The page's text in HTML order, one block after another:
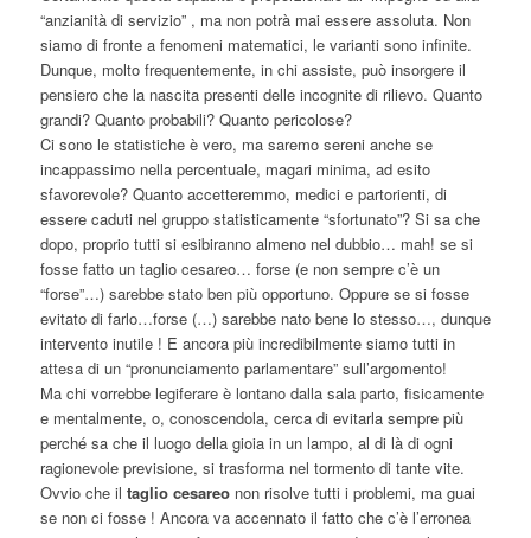
“anzianità di servizio” , ma non potrà mai essere assoluta. Non
siamo di fronte a fenomeni matematici, le varianti sono infinite.
Dunque, molto frequentemente, in chi assiste, può insorgere il
pensiero che la nascita presenti delle incognite di rilievo. Quanto
grandi? Quanto probabili? Quanto pericolose?
Ci sono le statistiche è vero, ma saremo sereni anche se
incappassimo nella percentuale, magari minima, ad esito
sfavorevole? Quanto accetteremmo, medici e partorienti, di
essere caduti nel gruppo statisticamente “sfortunato”? Si sa che
dopo, proprio tutti si esibiranno almeno nel dubbio… mah! se si
fosse fatto un taglio cesareo… forse (e non sempre c’è un
“forse”…) sarebbe stato ben più opportuno. Oppure se si fosse
evitato di farlo…forse (…) sarebbe nato bene lo stesso…, dunque
intervento inutile ! E ancora più incredibilmente siamo tutti in
attesa di un “pronunciamento parlamentare” sull’argomento!
Ma chi vorrebbe legiferare è lontano dalla sala parto, fisicamente
e mentalmente, o, conoscendola, cerca di evitarla sempre più
perché sa che il luogo della gioia in un lampo, al di là di ogni
ragionevole previsione, si trasforma nel tormento di tante vite.
Ovvio che il taglio cesareonon risolve tutti i problemi, ma guai
se non ci fosse ! Ancora va accennato il fatto che c’è l’erronea